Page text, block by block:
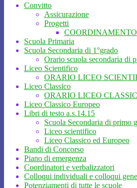
Convitto
Assicurazione
Progetti
Scuola Primaria
Scuola Secondaria di 1°grado
Orario scuola secondaria di
Liceo Scientifico
ORARIO LICEO
Liceo Classico
ORARIO LICEO
Liceo Classico Europeo
Libri di testo a.s.14.15
Scuola Secondaria di primo
Liceo scientifico
Liceo Classico ed Europeo
Bandi di Concorso
Piano di emergenza
Coordinatori e verbalizzatori
Colloqui individuali e colloqui
Potenziamenti di tutte le scuole